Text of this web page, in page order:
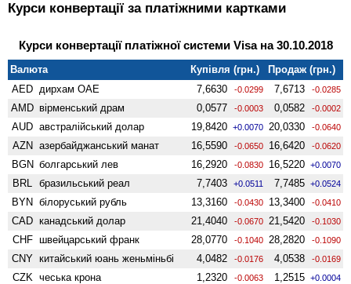
Курси конвертації за платіжними картками
Курси конвертації платіжної системи Visa на 30.10.2018
Валюта Купівля (грн.)
Продаж (грн.)
AED дирхам ОАЕ 7,6630 -0.0299 7,6713 -0.0285
AMD вiрменський драм 0,0577 -0.0003 0,0582 -0.0002
AUD австралійський долар 19,8420 +0.0070 20,0330 -0.0640
AZN азербайджанський манат 16,5590 -0.0650 16,6420 -0.0620
BGN болгарський лев 16,2920 -0.0830 16,5220 +0.0070
BRL бразильський реал 7,7403 +0.0511 7,7485 +0.0524
BYN білоруський рубль 13,3160 -0.0430 13,3400 -0.0410
CAD канадський долар 21,4040 -0.0670 21,5420 -0.1030
CHF швейцарський франк 28,0770 -0.1040 28,2820 -0.1090
CNY китайський юань женьмiньбi 4,0482 -0.0176 4,0538 -0.0169
CZK чеська крона 1,2320 -0.0063 1,2515 +0.0004